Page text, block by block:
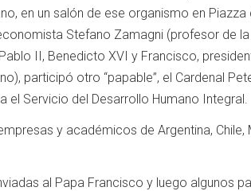
en un salón de ese organismo en Piazza
Stefano Zamagni (profesor de
II, Benedicto XVI y Francisco,
participó otro “papable”, el Cardenal
el Servicio del Desarrollo Humano Integral.
y académicos de Argentina, Chile,
al Papa Francisco y luego algunos